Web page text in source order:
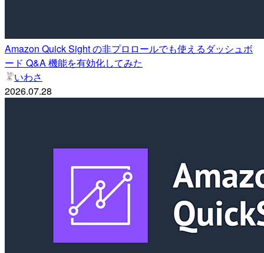
Amazon Quick Sight の非プロロールでも使えるダッシュボ
ード Q&A 機能を有効化してみた
いわさ
2026.07.28